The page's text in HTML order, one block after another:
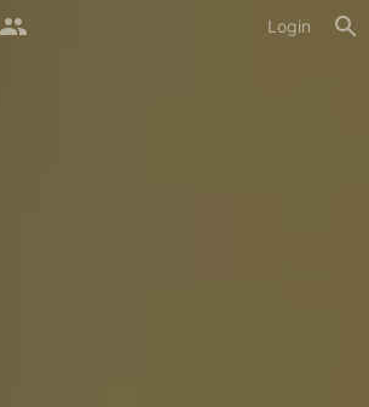
Login